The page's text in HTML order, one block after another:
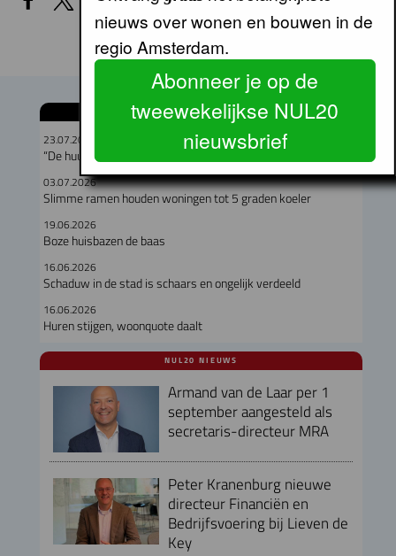
GERELATEERDE ARTIKELEN
23.07.2026
“De huurmarkt is een schoolvoorbeeld van marktfalen”
03.07.2026
Slimme ramen houden woningen tot 5 graden koeler
19.06.2026
Boze huisbazen de baas
16.06.2026
Schaduw in de stad is schaars en ongelijk verdeeld
16.06.2026
Huren stijgen, woonquote daalt
NUL20 NIEUWS
Armand van de Laar per 1
september aangesteld als
secretaris-directeur MRA
Peter Kranenburg nieuwe
directeur Financiën en
Bedrijfsvoering bij Lieven de
Key
nieuws over wonen en bouwen in de
regio Amsterdam.
Abonneer je op de
tweewekelijkse NUL20
nieuwsbrief